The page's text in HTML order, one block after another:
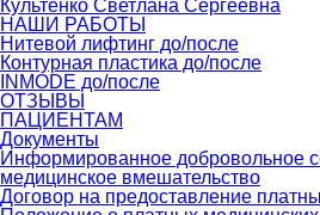
Культенко Светлана Сергеевна
НАШИ РАБОТЫ
Нитевой лифтинг до/после
Контурная пластика до/после
INMODE до/после
ОТЗЫВЫ
ПАЦИЕНТАМ
Документы
Информированное добровольное
медицинское вмешательство
Договор на предоставление